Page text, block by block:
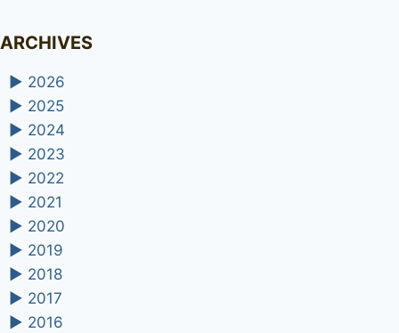
ARCHIVES
► 2026
► 2025
► 2024
► 2023
► 2022
► 2021
► 2020
► 2019
► 2018
► 2017
► 2016